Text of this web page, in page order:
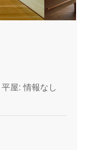
屋: 情報なし